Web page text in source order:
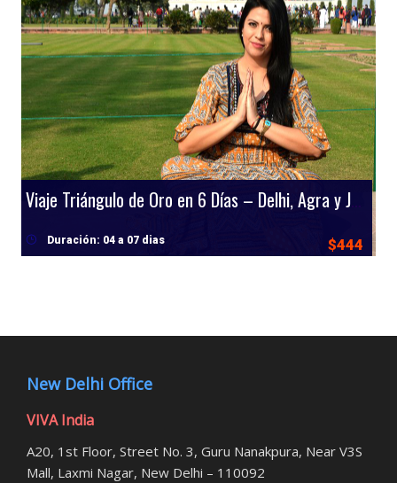
$444
Duración: 04 a 07 dias
New Delhi Office
VIVA India
A20, 1st Floor, Street No. 3, Guru Nanakpura, Near V3S
Mall, Laxmi Nagar, New Delhi – 110092